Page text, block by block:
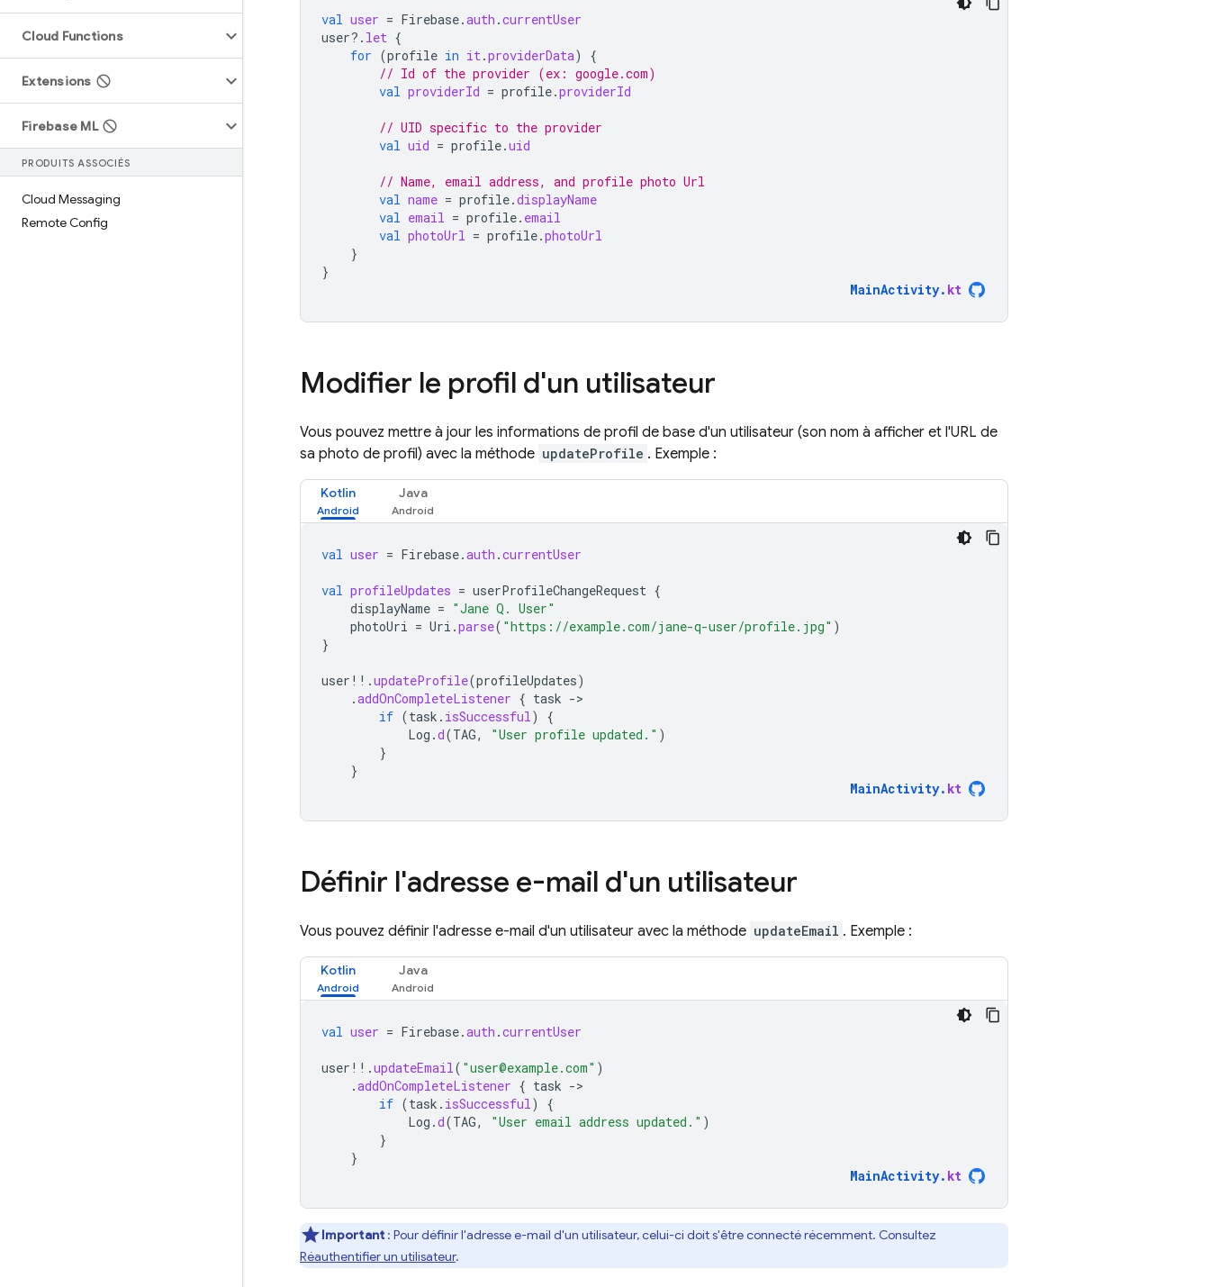
Cloud Functions
Extensions
Firebase ML
PRODUITS ASSOCIÉS
Cloud Messaging
Remote Config
val user = Firebase.auth .currentUser
user?. let {
for (profile in it.providerData)
{
// Id of the provider (ex: google.com)
val providerId = profile.providerId
// UID specific to the provider
val uid = profile.uid
// Name, email address, and profile photo Url
val name = profile.displayName
val email = profile. email
val photoUrl = profile.photoUrl
}
}
MainActivity. kt
Modifier le profil d'un utilisateur
Vous pouvez mettre à jour les informations de profil de base d'un utilisateur (son nom à afficher et l'URL de
sa photo de profil) avec la méthode updateProfile . Exemple :
Kotlin Java
val user = Firebase.auth .currentUser
val profileUpdates = userProfileChangeRequest {
displayName = "Jane Q. User"
photoUri = Uri .parse( "https://example.com/jane-q-user/profile.jpg" )
}
user !! .updateProfile(profileUpdates)
.addOnCompleteListener { task -
if (task . isSuccessful)
{
Log .d(TAG, "User profile updated." )
}
}
MainActivity. kt
Définir l'adresse e-mail d'un utilisateur
Vous pouvez définir l'adresse e-mail d'un utilisateur avec la méthode updateEmail . Exemple :
Kotlin Java
val user = Firebase.auth .currentUser
user !! .updateEmail( "user@example.com" )
.addOnCompleteListener { task -
if (task . isSuccessful)
{
Log .d(TAG, "User email address updated." )
}
}
MainActivity. kt
Important : Pour définir l'adresse e-mail d'un utilisateur, celui-ci doit s'être connecté récemment. Consultez
Réauthentifier un utilisateur.